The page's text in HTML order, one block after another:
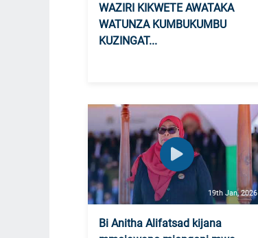
WAZIRI KIKWETE AWATAKA
WATUNZA KUMBUKUMBU
KUZINGAT...
19th Jan, 2026
Bi Anitha Alifatsad kijana